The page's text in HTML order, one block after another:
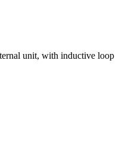
unit, with inductive loop